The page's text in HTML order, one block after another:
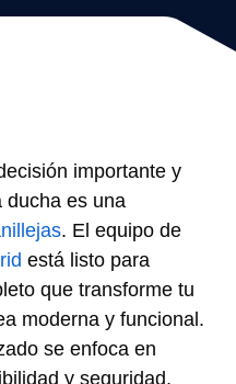
importante y
ducha es una
. El equipo de
está listo para
que transforme tu
moderna y funcional.
se enfoca en
y seguridad,